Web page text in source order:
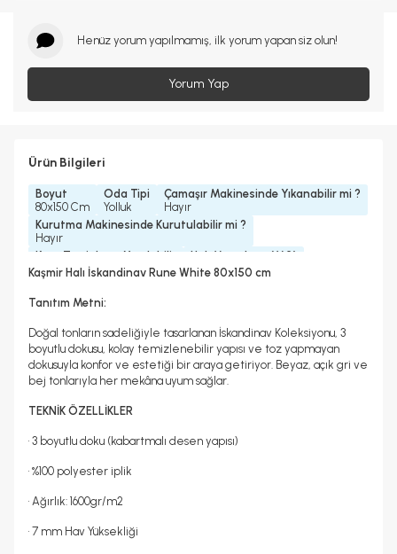
Henüz yorum yapılmamış, ilk yorum yapan siz olun!
Yorum Yap
Ürün Bilgileri
Boyut
80x150 Cm
Oda Tipi
Yolluk
Çamaşır Makinesinde Yıkanabilir mi ?
Hayır
Kurutma Makinesinde Kurutulabilir mi ?
Hayır
Kuru Temizleme Yapılabilir
Hayır
Halı Metrekare (M2)
1, 2
Kaşmir Halı İskandinav Rune White 80x150 cm
Tanıtım Metni:
Doğal tonların sadeliğiyle tasarlanan İskandinav Koleksiyonu, 3
boyutlu dokusu, kolay temizlenebilir yapısı ve toz yapmayan
dokusuyla konfor ve estetiği bir araya getiriyor. Beyaz, açık gri ve
bej tonlarıyla her mekâna uyum sağlar.
TEKNİK ÖZELLİKLER
• 3 boyutlu doku (kabartmalı desen yapısı)
• %100 polyester iplik
• Ağırlık: 1600gr/m2
• 7 mm Hav Yüksekliği